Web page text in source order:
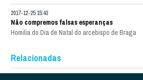
2017-12-25 15:43
Não compremos falsas esperanças
Homilia do Dia de Natal do arcebispo de Braga
Relacionadas